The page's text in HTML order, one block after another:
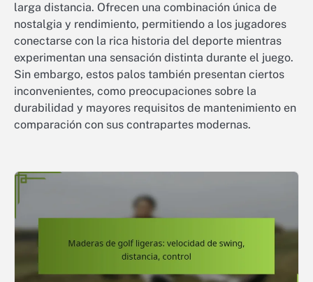
larga distancia. Ofrecen una combinación única de
nostalgia y rendimiento, permitiendo a los jugadores
conectarse con la rica historia del deporte mientras
experimentan una sensación distinta durante el juego.
Sin embargo, estos palos también presentan ciertos
inconvenientes, como preocupaciones sobre la
durabilidad y mayores requisitos de mantenimiento en
comparación con sus contrapartes modernas.